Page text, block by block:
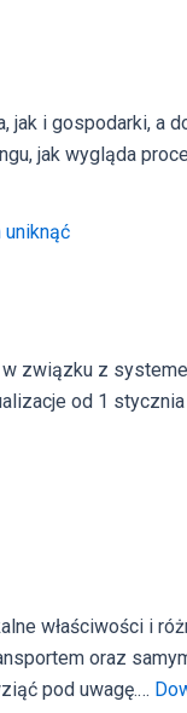
jak i gospodarki, a
jak wygląda
związku z
od 1
właściwości i
oraz
pod uwagę.…